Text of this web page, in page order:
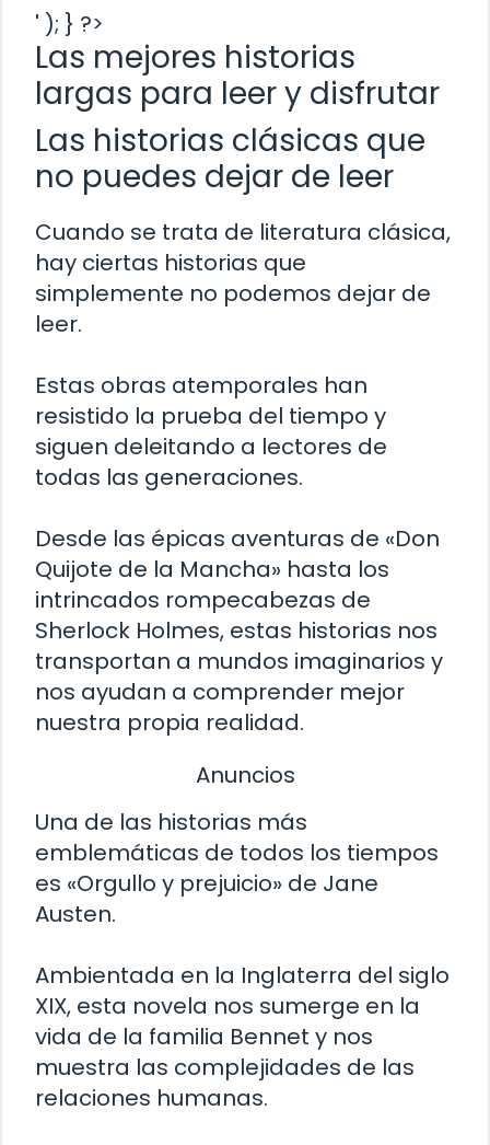
' ); } ?>
Las mejores historias
largas para leer y disfrutar
Las historias clásicas que
no puedes dejar de leer
Cuando se trata de literatura clásica,
hay ciertas historias que
simplemente no podemos dejar de
leer.
Estas obras atemporales han
resistido la prueba del tiempo y
siguen deleitando a lectores de
todas las generaciones.
Desde las épicas aventuras de «Don
Quijote de la Mancha» hasta los
intrincados rompecabezas de
Sherlock Holmes, estas historias nos
transportan a mundos imaginarios y
nos ayudan a comprender mejor
nuestra propia realidad.
Anuncios
Una de las historias más
emblemáticas de todos los tiempos
es «Orgullo y prejuicio» de Jane
Austen.
Ambientada en la Inglaterra del siglo
XIX, esta novela nos sumerge en la
vida de la familia Bennet y nos
muestra las complejidades de las
relaciones humanas.